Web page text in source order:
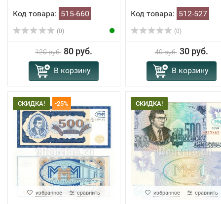
Код товара: 515-660
(0)
120 руб. 80 руб.
В корзину
Код товара: 512-527
(0)
40 руб. 30 руб.
В корзину
СКИДКА! -25%
избранное сравнить
СКИДКА!
избранное сравнить